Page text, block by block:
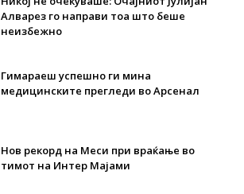
Алварез го направи тоа што беше
неизбежно
Гимараеш успешно ги мина
медицинските прегледи во Арсенал
Нов рекорд на Меси при враќање во
тимот на Интер Мајами